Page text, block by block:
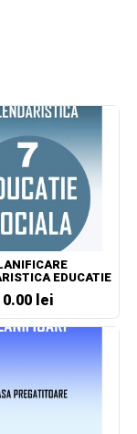
EDUCATIE
0.00 lei